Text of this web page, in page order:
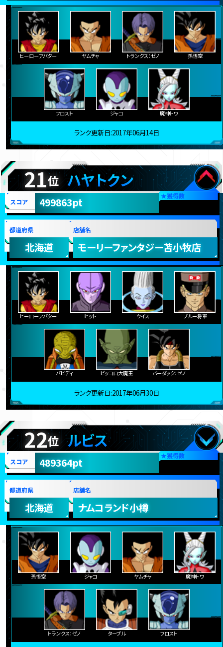
ヒーローアバター ヤムチャ トランクス：ゼノ 孫悟空
フロスト ジャコ 魔神トワ
ランク更新日:2017年06月14日
21位 ハヤトクン
★獲得数
スコア 499863pt
都道府県
北海道
店舗名
モーリーファンタジー苫小牧店
ヒーローアバター ヒット ウイス ブルー将軍
バビディ ピッコロ大魔王 バーダック：ゼノ
ランク更新日:2017年06月30日
22位 ルビス
★獲得数
スコア 489364pt
都道府県
北海道
店舗名
ナムコランド小樽
孫悟空 ジャコ ヤムチャ 魔神トワ
トランクス：ゼノ ターブル フロスト